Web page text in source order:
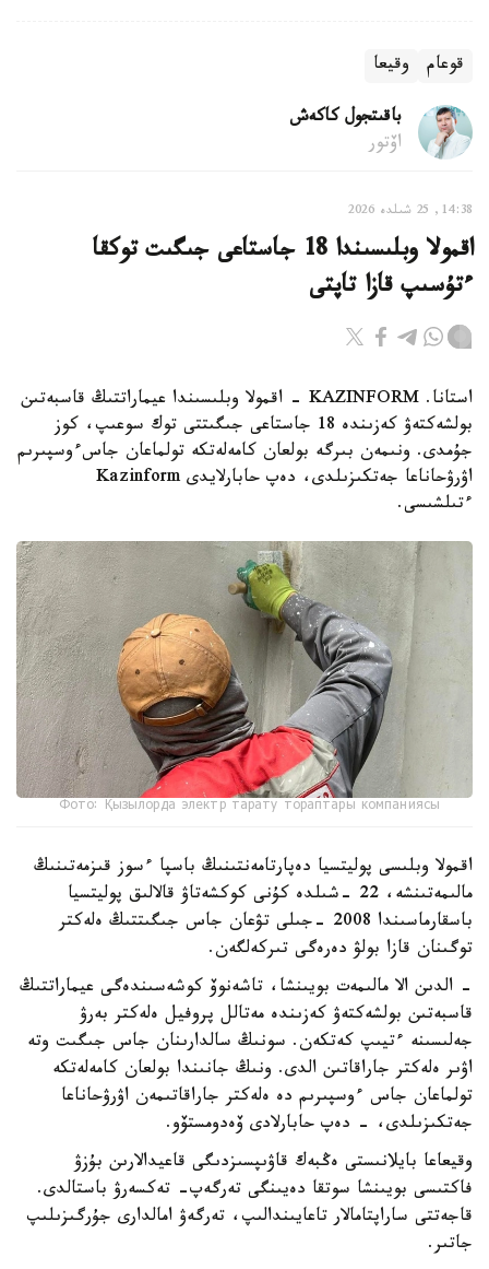
قوعام وقيعا
باقىتجول كاكەش
اۆتور
14:38, 25 شىلدە 2026
اقمولا وبلىسىندا 18 جاستاعى جىگىت توكقا
ءتۇسىپ قازا تاپتى
استانا. KAZINFORM - اقمولا وبلىسىندا عيماراتتىڭ قاسبەتىن
بولشەكتەۋ كەزىندە 18 جاستاعى جىگىتتى توك سوعىپ، كوز
جۇمدى. ونىمەن بىرگە بولعان كامەلەتكە تولماعان جاسءوسپىرىم
اۋرۋحاناعا جەتكىزىلدى، دەپ حابارلايدى Kazinform
ءتىلشىسى.
Фото: Қызылорда электр тарату тораптары компаниясы
اقمولا وبلىسى پوليتسيا دەپارتامەنتىنىڭ باسپا ءسوز قىزمەتىنىڭ
مالىمەتىنشە، 22 -شىلدە كۇنى كوكشەتاۋ قالالىق پوليتسيا
باسقارماسىندا 2008 -جىلى تۋعان جاس جىگىتتىڭ ەلەكتر
توگىنان قازا بولۋ دەرەگى تىركەلگەن.
- الدىن الا مالىمەت بويىنشا، تاشەنوۆ كوشەسىندەگى عيماراتتىڭ
قاسبەتىن بولشەكتەۋ كەزىندە مەتالل پروفيل ەلەكتر بەرۋ
جەلىسىنە ءتيىپ كەتكەن. سونىڭ سالدارىنان جاس جىگىت وتە
اۋىر ەلەكتر جاراقاتىن الدى. ونىڭ جانىندا بولعان كامەلەتكە
تولماعان جاس ءوسپىرىم دە ەلەكتر جاراقاتىمەن اۋرۋحاناعا
جەتكىزىلدى، - دەپ حابارلادى ۆەدومستۆو.
وقيعاعا بايلانىستى ەڭبەك قاۋىپسىزدىگى قاعيدالارىن بۇزۋ
فاكتىسى بويىنشا سوتقا دەيىنگى تەرگەپ- تەكسەرۋ باستالدى.
قاجەتتى ساراپتامالار تاعايىندالىپ، تەرگەۋ امالدارى جۇرگىزىلىپ
جاتىر.